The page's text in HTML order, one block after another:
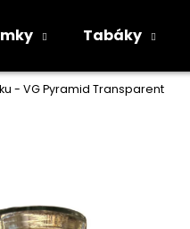
Tabáky
- VG Pyramid Transparent
Co